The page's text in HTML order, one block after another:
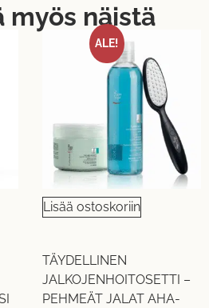
myös näistä
ALE!
Lisää ostoskoriin
TÄYDELLINEN
JALKOJENHOITOSETTI –
PEHMEÄT JALAT AHA-